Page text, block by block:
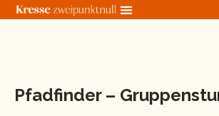
Zum
Pfadfinder –